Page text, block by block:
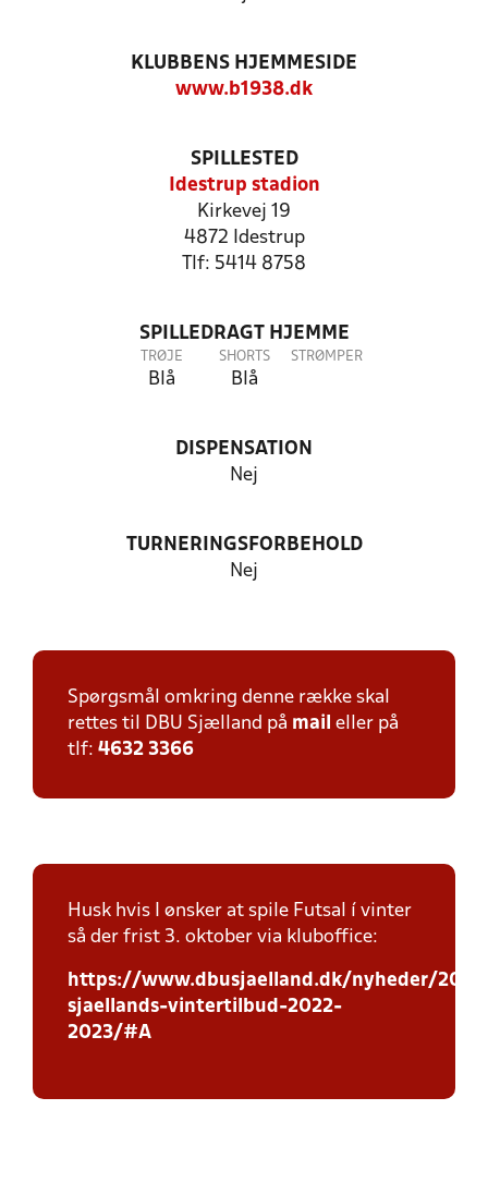
KLUBBENS HJEMMESIDE
www.b1938.dk
SPILLESTED
Idestrup stadion
Kirkevej 19
4872 Idestrup
Tlf: 5414 8758
SPILLEDRAGT HJEMME
TRØJE
Blå
SHORTS
Blå
STRØMPER
DISPENSATION
Nej
TURNERINGSFORBEHOLD
Nej
Spørgsmål omkring denne række skal
rettes til DBU Sjælland på mail eller på
tlf: 4632 3366
Husk hvis I ønsker at spile Futsal í vinter
så der frist 3. oktober via kluboffice:
https://www.dbusjaelland.dk/nyheder/
sjaellands-vintertilbud-2022-
2023/#A